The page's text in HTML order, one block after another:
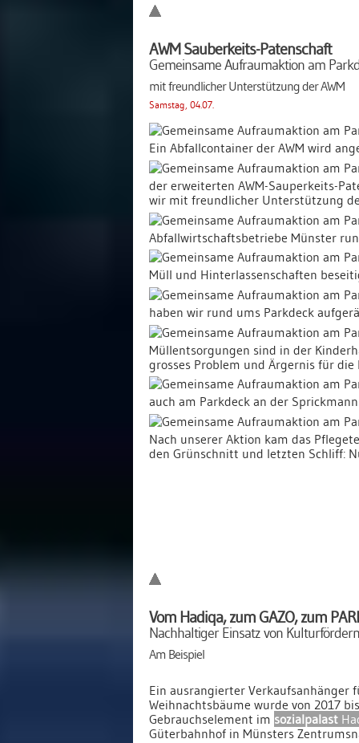
AWM Sauberkeits-Patenschaft
Gemeinsame Aufraumaktion am
mit freundlicher Unterstützung der AWM
Samstag, 04.07.
Ein Abfallcontainer der AWM wird
der erweiterten AWM-Sauperkeits-
wir mit freundlicher Unterstützung
Abfallwirtschaftsbetriebe Münster
Müll und Hinterlassenschaften
haben wir rund ums Parkdeck
Müllentsorgungen sind in der
grosses Problem und Ärgernis für
auch am Parkdeck an der
Nach unserer Aktion kam das
den Grünschnitt und letzten Schliff:
Vom Hadiqa, zum GAZO, zum
Nachhaltiger Einsatz von
Am Beispiel
Ein ausrangierter Verkaufsanhänger
Weihnachtsbäume wurde von 2017
Gebrauchselement im sozialpalast
Güterbahnhof in Münsters